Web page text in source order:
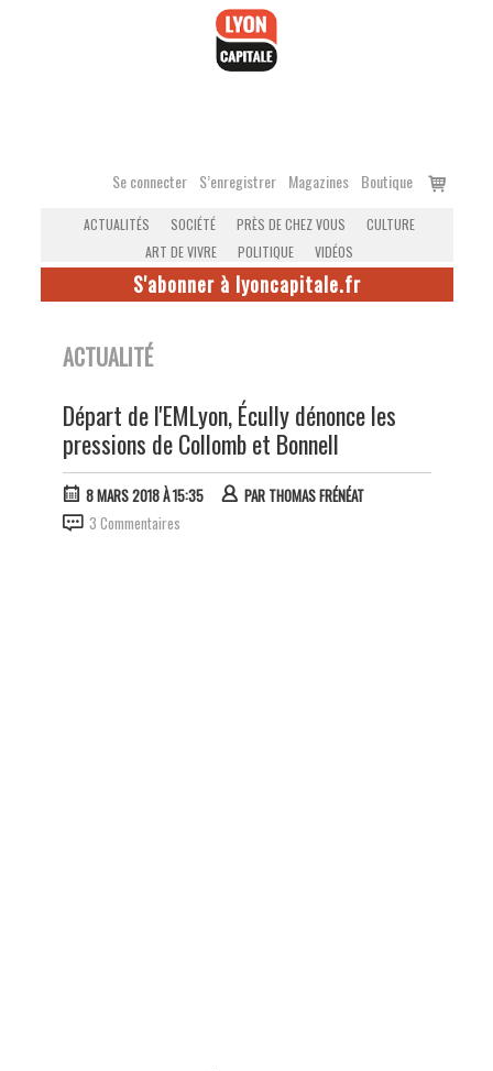
Se connecter S’enregistrer Magazines Boutique
Voir
ACTUALITÉS SOCIÉTÉ PRÈS DE CHEZ VOUS
CULTURE
ART DE VIVRE
POLITIQUE VIDÉOS
S'abonner à lyoncapitale.fr
ACTUALITÉ
Départ de l'EMLyon, Écully dénonce les
pressions de Collomb et Bonnell
8 MARS 2018 À 15:35 PAR THOMAS FRÉNÉAT
3 Commentaires